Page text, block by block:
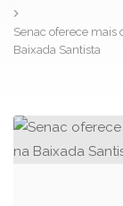
Senac oferece mais
Baixada Santista